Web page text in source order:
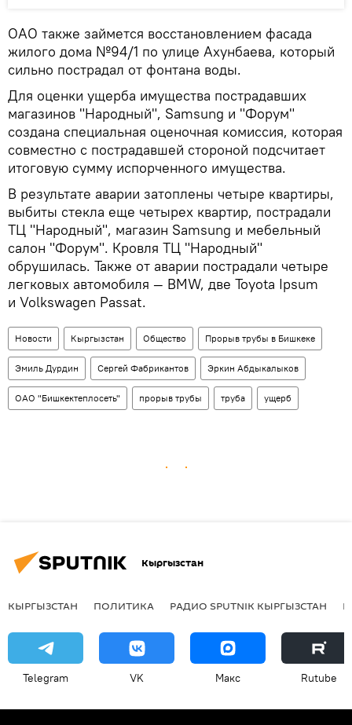
ОАО также займется восстановлением фасада
жилого дома №94/1 по улице Ахунбаева, который
сильно пострадал от фонтана воды.
Для оценки ущерба имущества пострадавших
магазинов "Народный", Samsung и "Форум"
создана специальная оценочная комиссия, которая
совместно с пострадавшей стороной подсчитает
итоговую сумму испорченного имущества.
В результате аварии затоплены четыре квартиры,
выбиты стекла еще четырех квартир, пострадали
ТЦ "Народный", магазин Samsung и мебельный
салон "Форум". Кровля ТЦ "Народный"
обрушилась. Также от аварии пострадали четыре
легковых автомобиля — BMW, две Toyota Ipsum
и Volkswagen Passat.
Новости Кыргызстан Общество Прорыв трубы в Бишкеке
Эмиль Дурдин Сергей Фабрикантов Эркин Абдыкалыков
ОАО "Бишкектеплосеть" прорыв трубы труба ущерб
Кыргызстан
КЫРГЫЗСТАН ПОЛИТИКА РАДИО SPUTNIK КЫРГЫЗСТАН
Telegram VK Макс Rutube